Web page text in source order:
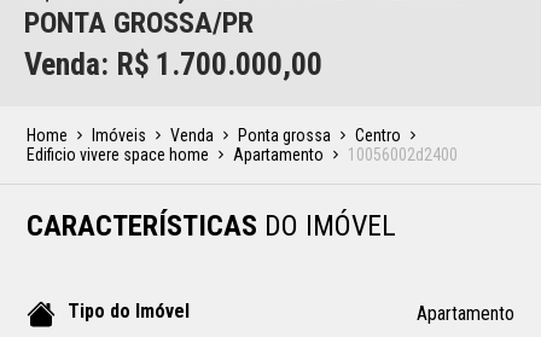
PONTA GROSSA/PR
Venda: R$ 1.700.000,00
Home Imóveis Venda Ponta grossa
Centro
Edificio vivere space home
Apartamento 10056002d2400
CARACTERÍSTICAS DO IMÓVEL
Tipo do Imóvel Apartamento